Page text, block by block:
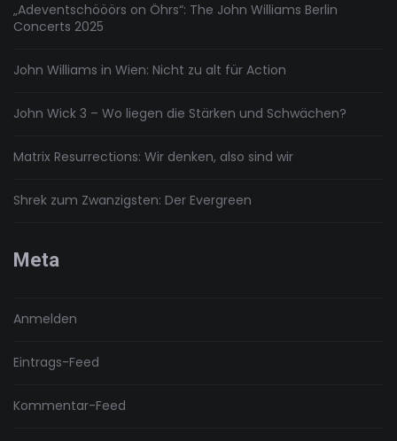
„Adeventschööörs on Öhrs“: The John Williams Berlin
Concerts 2025
John Williams in Wien: Nicht zu alt für Action
John Wick 3 – Wo liegen die Stärken und Schwächen?
Matrix Resurrections: Wir denken, also sind wir
Shrek zum Zwanzigsten: Der Evergreen
Meta
Anmelden
Eintrags-Feed
Kommentar-Feed